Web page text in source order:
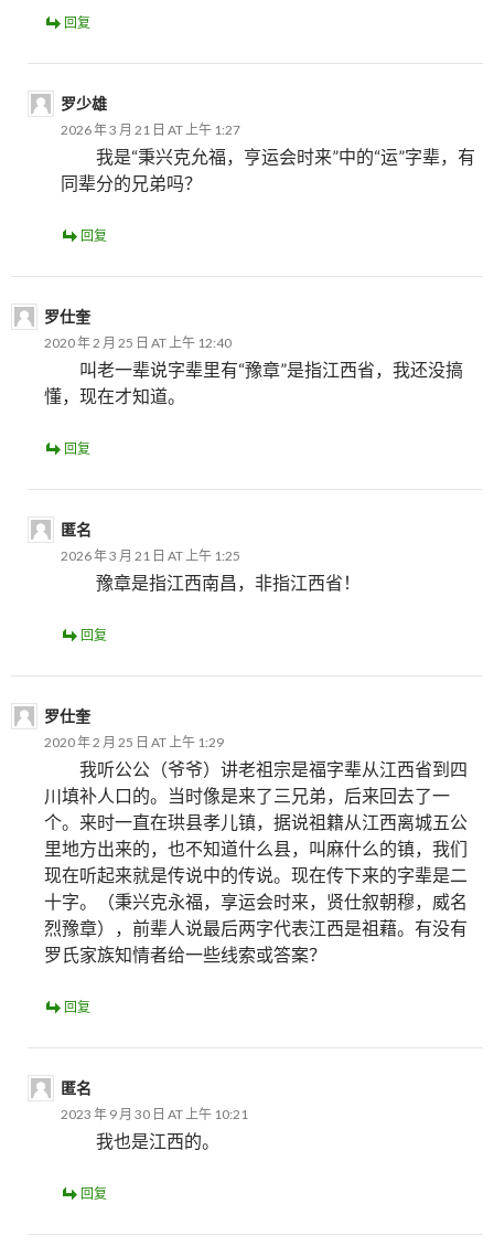
回复
罗少雄
2026 年 3 月 21 日 AT 上午 1:27
我是“秉兴克允福，亨运会时来”中的“运”字辈，有
同辈分的兄弟吗？
回复
罗仕奎
2020 年 2 月 25 日 AT 上午 12:40
叫老一辈说字辈里有“豫章”是指江西省，我还没搞
懂，现在才知道。
回复
匿名
2026 年 3 月 21 日 AT 上午 1:25
豫章是指江西南昌，非指江西省！
回复
罗仕奎
2020 年 2 月 25 日 AT 上午 1:29
我听公公（爷爷）讲老祖宗是福字辈从江西省到四
川填补人口的。当时像是来了三兄弟，后来回去了一
个。来时一直在珙县孝儿镇，据说祖籍从江西离城五公
里地方出来的，也不知道什么县，叫麻什么的镇，我们
现在听起来就是传说中的传说。现在传下来的字辈是二
十字。（秉兴克永福，享运会时来，贤仕叙朝穆，威名
烈豫章），前辈人说最后两字代表江西是祖藉。有没有
罗氏家族知情者给一些线索或答案？
回复
匿名
2023 年 9 月 30 日 AT 上午 10:21
我也是江西的。
回复